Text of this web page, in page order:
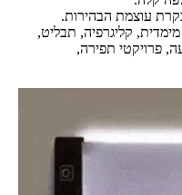
עוצמת הבהירות.
קליגרפיה, תבליט,
פרויקטי תפירה,